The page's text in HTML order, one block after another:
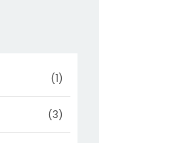
(1)
(3)